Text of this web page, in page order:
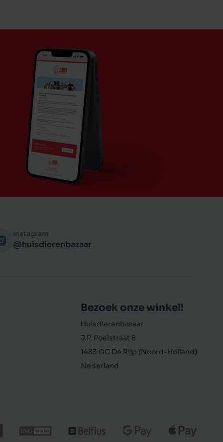
Instagram
@huisdierenbazaar
Bezoek onze winkel!
Huisdierenbazaar
J.P. Poelstraat 8
1483 GC De Rijp (Noord-Holland)
Nederland